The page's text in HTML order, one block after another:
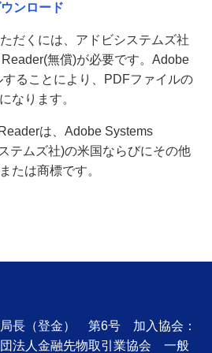
ンロード
だくには、アドビシステムズ社
無償)が必要です。Adobe
ることにより、PDFファイルの
なります。
は、Adobe Systems
テムズ社)の米国ならびにその他
たは商標です。
局長（登金） 第6号 加入協会：
団法人金融先物取引業協会 一般